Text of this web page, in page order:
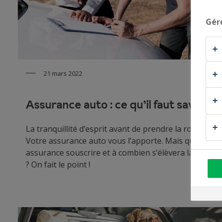
21 mars 2022
Assurance auto : ce qu’il faut savoir.
La tranquillité d’esprit avant de prendre la route ?
Votre assurance auto vous l’apporte. Mais quelle
assurance souscrire et à combien s’élèvera la prime
? On fait le point !